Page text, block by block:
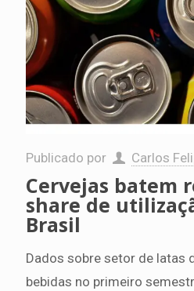
Publicado por Carlos
Cervejas batem
share de
Brasil
Dados sobre setor de latas
bebidas no primeiro